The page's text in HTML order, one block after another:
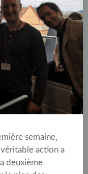
semaine,
action a
deuxième